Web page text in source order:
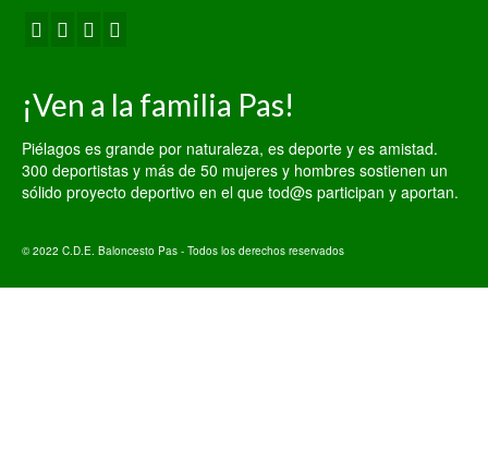
¡Ven a la familia Pas!
Piélagos es grande por naturaleza, es deporte y es amistad.
300 deportistas y más de 50 mujeres y hombres sostienen un
sólido proyecto deportivo en el que tod@s participan y aportan.
© 2022 C.D.E. Baloncesto Pas - Todos los derechos reservados